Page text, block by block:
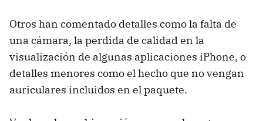
Otros han comentado detalles como la falta de
una cámara, la perdida de calidad en la
visualización de algunas aplicaciones iPhone, o
detalles menores como el hecho que no vengan
auriculares incluidos en el paquete.